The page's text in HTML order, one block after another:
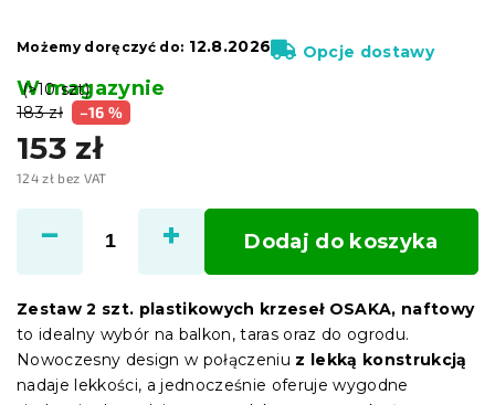
183 zł –16 %
153 zł
124 zł bez VAT
jednostkowa:
W magazynie
(>10 szt)
Możemy doręczyć do: 12.8.2026 Opcje dostawy
Dodaj do koszyka
Zestaw 2 szt. plastikowych krzeseł OSAKA, naftowy
to idealny wybór na balkon, taras oraz do ogrodu.
Nowoczesny design w połączeniu z lekką konstrukcją
nadaje lekkości, a jednocześnie oferuje wygodne